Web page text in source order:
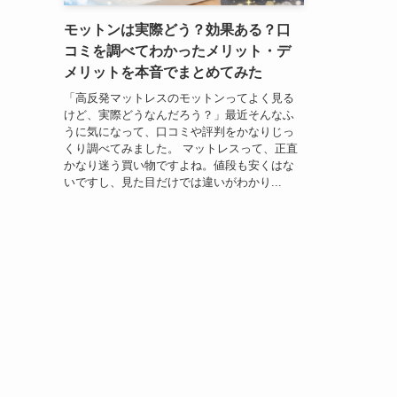
モットンは実際どう？効果ある？口
コミを調べてわかったメリット・デ
メリットを本音でまとめてみた
「高反発マットレスのモットンってよく見る
けど、実際どうなんだろう？」最近そんなふ
うに気になって、口コミや評判をかなりじっ
くり調べてみました。 マットレスって、正直
かなり迷う買い物ですよね。値段も安くはな
いですし、見た目だけでは違いがわかり...